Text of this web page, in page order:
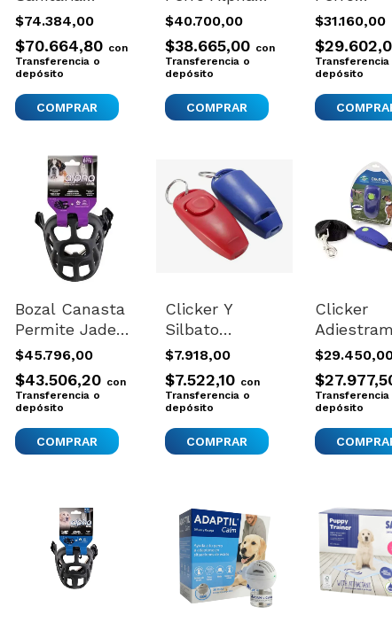
Pañales Paños
Perros Puppy
Trainer Large
$74.384,00
$70.664,80 con
Transferencia o
depósito
Zeus Nº4
Calidad
Comodo
Importado
$40.700,00
$38.665,00 con
Transferencia o
depósito
Bicapa
50x60
$31.160,00
Transferencia
depósito
Bozal Canasta
Permite Jadear
Beber Perros
Zeus Alpha T 6
Xxl Negro
Grande
$45.796,00
$43.506,20 con
Transferencia o
depósito
Clicker Y
Silbato
Importado
Adiestre Perro
Entrenamiento
Azul
$7.918,00
$7.522,10 con
Transferencia o
depósito
Clicker
Importado
Petsafe
Clip Azul
Transferencia
depósito